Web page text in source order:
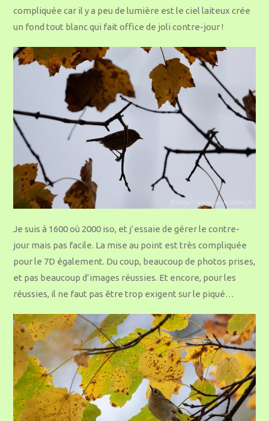
compliquée car il y a peu de lumière est le ciel laiteux crée
un fond tout blanc qui fait office de joli contre-jour !
Je suis à 1600 où 2000 iso, et j’essaie de gérer le contre-
jour mais pas facile. La mise au point est très compliquée
pour le 7D également. Du coup, beaucoup de photos prises,
et pas beaucoup d’images réussies. Et encore, pour les
réussies, il ne faut pas être trop exigent sur le piqué…